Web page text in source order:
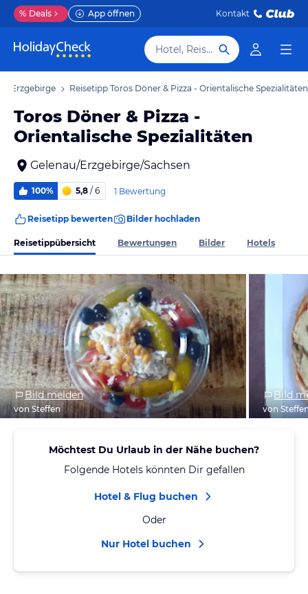
% Deals App öffnen Kontakt
Hotel, Reiseziel
Erzgebirge Reisetipp Toros Döner & Pizza - Orientalische Spezialitäten
Toros Döner & Pizza -
Orientalische Spezialitäten
Gelenau/Erzgebirge/Sachsen
100% 5,8 / 6 1 Bewertung
Reisetipp bewerten Bilder hochladen
Reisetippübersicht Bewertungen Bilder Hotels
Bild melden
von Steffen
Bild
von
Möchtest Du Urlaub in der Nähe buchen?
Folgende Hotels könnten Dir gefallen
Hotel & Flug buchen
Oder
Nur Hotel buchen